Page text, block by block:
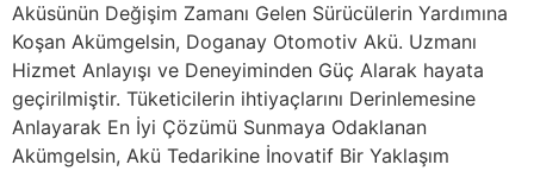
Aküsünün Değişim Zamanı Gelen Sürücülerin Yardımına
Koşan Akümgelsin, Doganay Otomotiv Akü. Uzmanı
Hizmet Anlayışı ve Deneyiminden Güç Alarak hayata
geçirilmiştir. Tüketicilerin ihtiyaçlarını Derinlemesine
Anlayarak En İyi Çözümü Sunmaya Odaklanan
Akümgelsin, Akü Tedarikine İnovatif Bir Yaklaşım